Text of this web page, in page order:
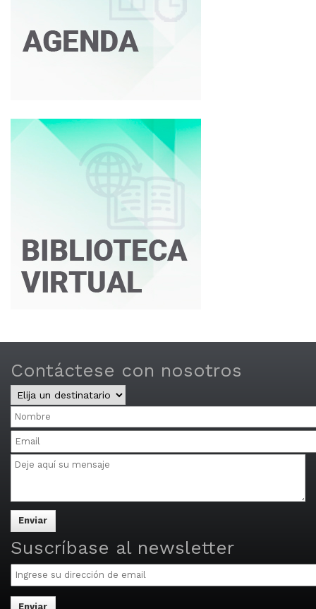
Contáctese con nosotros
Central
y
Distritos
Nombre
Email
Multiple
may
be
separated
by
commas.
Mensaje
Suscríbase al newsletter
Email